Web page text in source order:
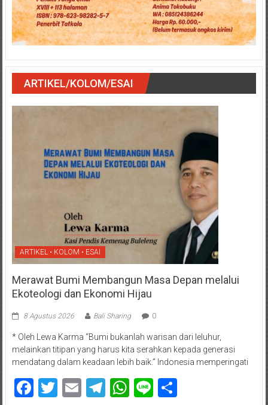
ARTIKEL/KOLOM/ESAI
ARTIKEL • KOLOM • ESAI
Merawat Bumi Membangun Masa Depan melalui
Ekoteologi dan Ekonomi Hijau
8 Agustus 2026 Bali Sharing 0
* Oleh Lewa Karma “Bumi bukanlah warisan dari leluhur,
melainkan titipan yang harus kita serahkan kepada generasi
mendatang dalam keadaan lebih baik.” Indonesia memperingati
Facebook
Twitter
EmailTelegram
WhatsApp
LineShare